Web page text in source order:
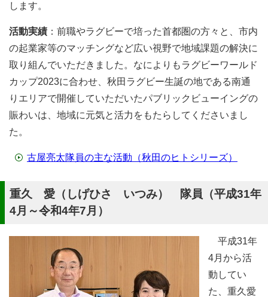
します。
活動実績 ：前職やラグビーで培った首都圏の方々と、市内
の起業家等のマッチングなど広い視野で地域課題の解決に
取り組んでいただきました。なによりもラグビーワールド
カップ2023に合わせ、秋田ラグビー生誕の地である南通
りエリアで開催していただいたパブリックビューイングの
賑わいは、地域に元気と活力をもたらしてくださいまし
た。
古屋亮太隊員の主な活動（秋田のヒトシリーズ）
重久 愛（しげひさ いつみ） 隊員（平成31年
4月～令和4年7月）
平成31年
4月から活
動してい
た、重久愛